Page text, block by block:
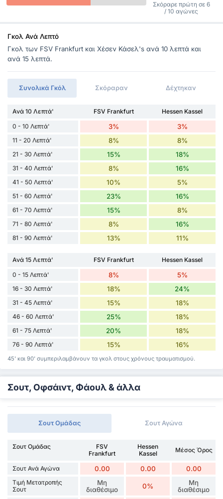
Σκόραρε πρώτη σε 6
/ 10 αγώνες
Γκολ Ανά Λεπτό
Γκολ των FSV Frankfurt και Χέσεν Κάσελ's ανά 10 λεπτά και
ανά 15 λεπτά.
Συνολικά Γκόλ Σκόραραν Δέχτηκαν
Ανά 10 Λεπτά' FSV Frankfurt
Hessen Kassel
0 - 10 Λεπτά'
3% 3%
11 - 20 Λεπτά' 8% 8%
21 - 30 Λεπτά' 15% 18%
31 - 40 Λεπτά' 8% 16%
41 - 50 Λεπτά' 10% 5%
51 - 60 Λεπτά' 23% 16%
61 - 70 Λεπτά' 15% 8%
71 - 80 Λεπτά' 8% 16%
81 - 90 Λεπτά' 13% 11%
Ανά 15 Λεπτά' FSV Frankfurt
Hessen Kassel
0 - 15 Λεπτά'
8% 5%
16 - 30 Λεπτά' 18% 24%
31 - 45 Λεπτά' 15% 18%
46 - 60 Λεπτά' 25% 18%
61 - 75 Λεπτά' 20% 18%
76 - 90 Λεπτά' 15% 16%
45' και 90' συμπεριλαμβάνουν τα γκολ στους χρόνους τραυματισμού.
Σουτ, Οφσάιντ, Φάουλ & άλλα
Σουτ Ομάδας Σουτ Αγώνα
Σουτ Ομάδας
FSV
Frankfurt
Hessen
Kassel
Μέσος Όρος
Σουτ Ανά Αγώνα 0.00 0.00 0.00
Τιμή Μετατροπής
Σουτ
Μη
διαθέσιμο
0%
Μη
διαθέσιμο